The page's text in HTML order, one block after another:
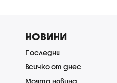
НОВИНИ
Последни
Всичко от днес
Моята новина